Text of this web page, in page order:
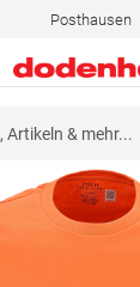
Posthausen